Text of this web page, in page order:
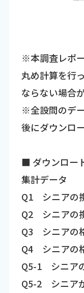
※本調査レポ
丸め計算を行
ならない場合
※全設問のデ
後にダウンロ
■ ダウンロー
集計データ
Q1 シニアの
Q2 シニアの
Q3 シニアの
Q4 シニアの
Q5-1 シニア
Q5-2 シニア